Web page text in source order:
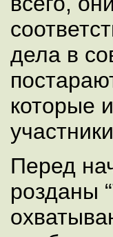
дела в
которые
Перед
розданы